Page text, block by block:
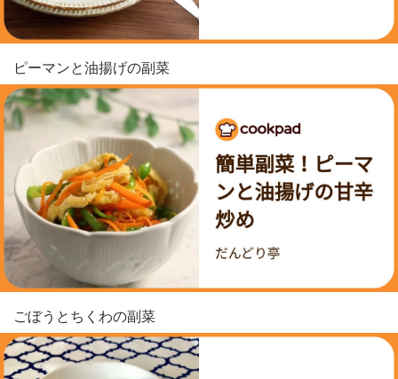
ピーマンと油揚げの副菜
ごぼうとちくわの副菜